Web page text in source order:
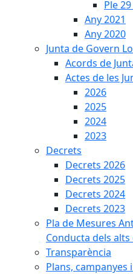
Ple
Any 2021
Any 2020
Junta de Govern
Acords de
Actes de les
2026
2025
2024
2023
Decrets
Decrets 2026
Decrets 2025
Decrets 2024
Decrets 2023
Pla de Mesures
Conducta dels alts
Transparència
Plans, campanyes